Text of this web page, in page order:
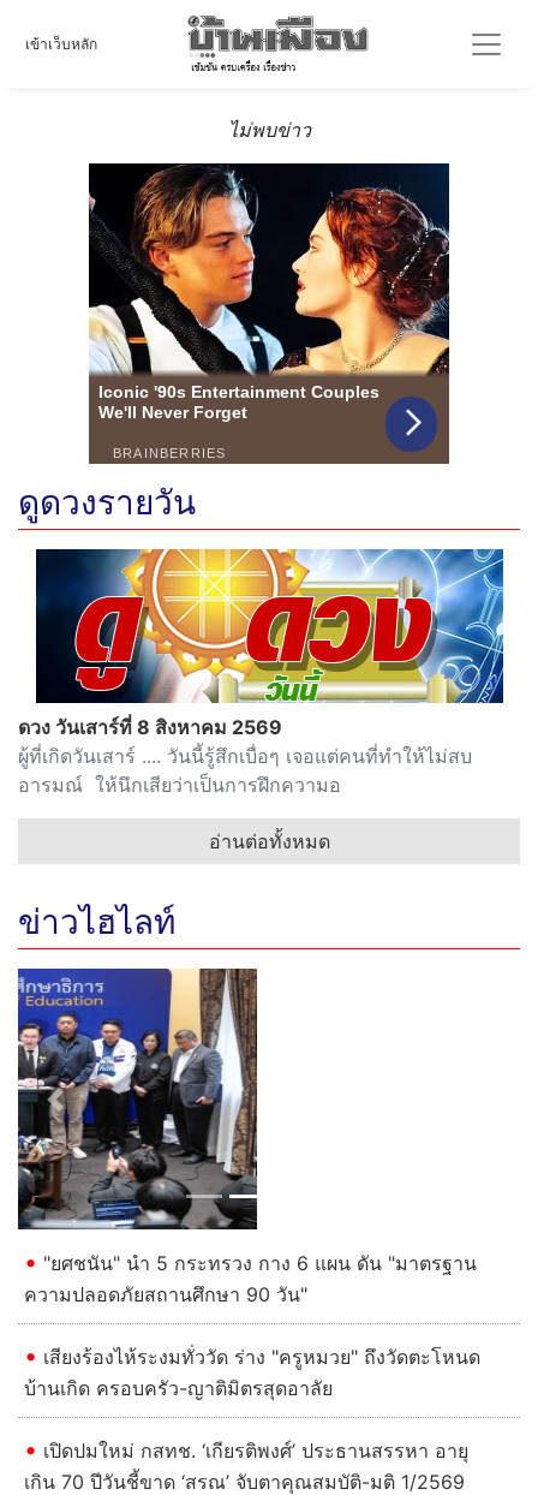
เข้าเว็บหลัก
ไม่พบข่าว
ดูดวงรายวัน
ดวง วันเสาร์ที่ 8 สิงหาคม 2569
ผู้ที่เกิดวันเสาร์ .... วันนี้รู้สึกเบื่อๆ เจอแต่คนที่ทำให้ไม่สบ
อารมณ์ ให้นึกเสียว่าเป็นการฝึกความอ
อ่านต่อทั้งหมด
ข่าวไฮไลท์
Previous
"ยศชนัน" นำ 5 กระทรวง กาง 6 แผน ดัน "มาตรฐาน
ความปลอดภัยสถานศึกษา 90 วัน"
เสียงร้องไห้ระงมทั่ววัด ร่าง "ครูหมวย" ถึงวัดตะโหนด
บ้านเกิด ครอบครัว-ญาติมิตรสุดอาลัย
เปิดปมใหม่ กสทช. ‘เกียรติพงศ์’ ประธานสรรหา อายุ
เกิน 70 ปีวันชี้ขาด ‘สรณ’ จับตาคุณสมบัติ-มติ 1/2569